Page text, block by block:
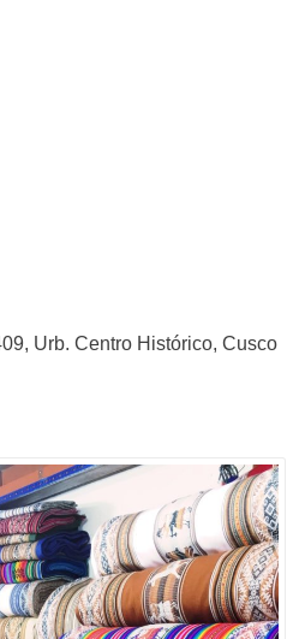
Urb. Centro Histórico, Cusco